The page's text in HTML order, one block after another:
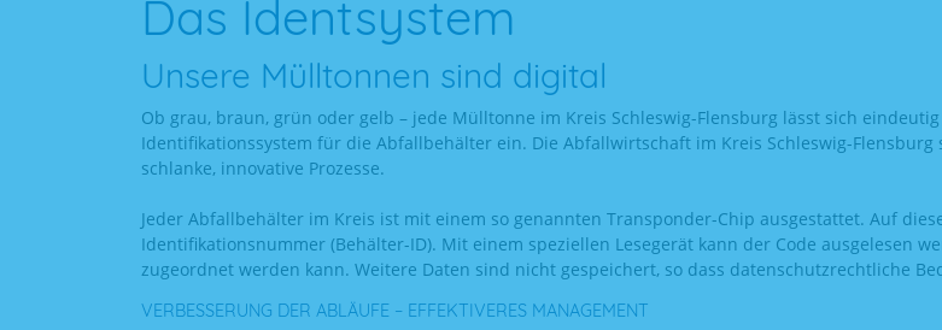
Das Identsystem
Unsere Mülltonnen sind digital
Ob grau, braun, grün oder gelb – jede Mülltonne im Kreis Schleswig-Flensburg lässt sich
Identifikationssystem für die Abfallbehälter ein. Die Abfallwirtschaft im Kreis Schleswig-
schlanke, innovative Prozesse.
Jeder Abfallbehälter im Kreis ist mit einem so genannten Transponder-Chip ausgestattet. Auf
Identifikationsnummer (Behälter-ID). Mit einem speziellen Lesegerät kann der Code ausgelesen
zugeordnet werden kann. Weitere Daten sind nicht gespeichert, so dass datenschutzrechtliche
VERBESSERUNG DER ABLÄUFE – EFFEKTIVERES MANAGEMENT